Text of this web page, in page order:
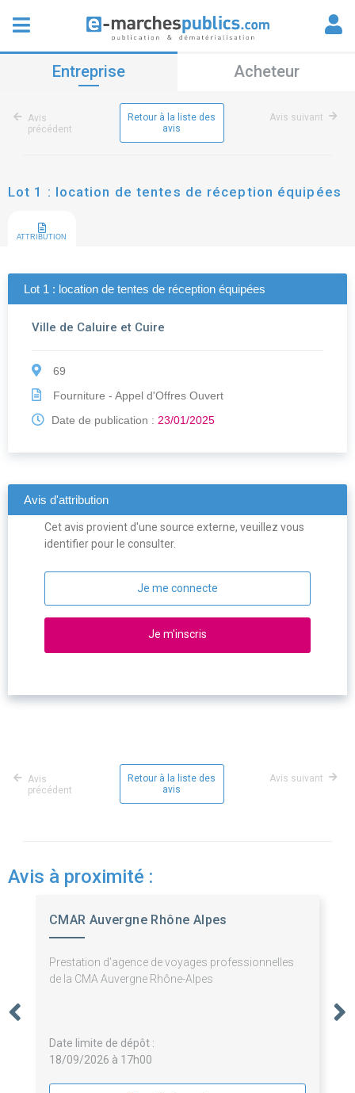
Entreprise Acheteur
Avis
précédent
Retour à la liste des
avis
Avis suivant
Lot 1 : location de tentes de réception équipées
ATTRIBUTION
Lot 1 : location de tentes de réception équipées
Ville de Caluire et Cuire
69
Fourniture - Appel d'Offres Ouvert
Date de publication : 23/01/2025
Avis d'attribution
Cet avis provient d'une source externe, veuillez vous
identifier pour le consulter.
Je me connecte
Je m'inscris
Avis
précédent
Retour à la liste des
avis
Avis suivant
Avis à proximité :
CMAR Auvergne Rhône Alpes
Prestation d'agence de voyages professionnelles
de la CMA Auvergne Rhône-Alpes
Date limite de dépôt :
18/09/2026 à 17h00